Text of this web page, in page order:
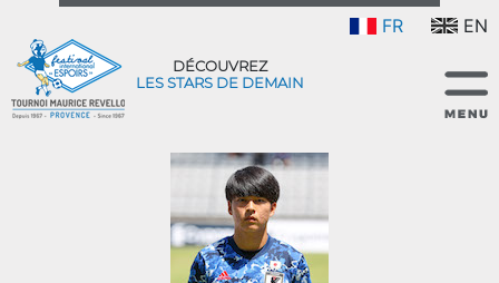
FR EN
DÉCOUVREZ
LES STARS DE DEMAIN